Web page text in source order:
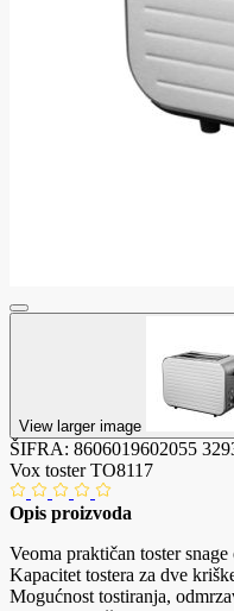
View larger image
ŠIFRA: 8606019602055
Vox toster TO8117
Opis proizvoda
Veoma praktičan toster
Kapacitet tostera za dve
Mogućnost tostiranja,